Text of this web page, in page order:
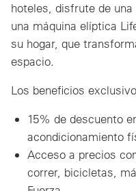
hoteles, disfrute de
una máquina elíptica
su hogar, que
espacio.
Los beneficios
15% de descuento
acondicionamiento
Acceso a precios
correr, bicicletas,